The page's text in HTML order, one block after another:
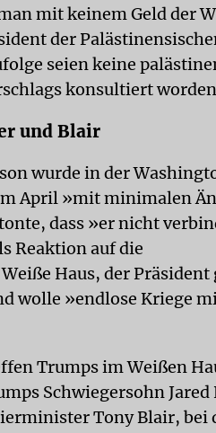
mit keinem Geld der
der
seien keine
konsultiert
und Blair
wurde in der
April »mit minimalen
dass »er nicht
Reaktion auf die
Haus, der Präsident
wolle »endlose Kriege
Trumps im Weißen
Schwiegersohn Jared
Tony Blair, bei